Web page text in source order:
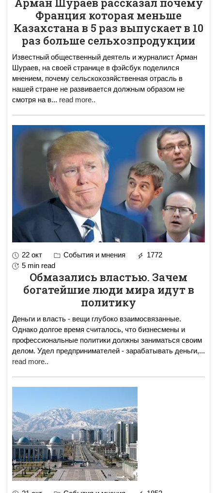
Франция которая меньше
Казахстана в 5 раз выпускает в 10
раз больше сельхозпродукции
Известный общественный деятель и журналист Арман
Шураев, на своей странице в фэйсбук поделился
мнением, почему сельскохозяйственная отрасль в
нашей стране не развивается должным образом не
смотря на в... read more..
22 окт События и мнения
1772
5 min read
Oбмазались властью. Зачем
богатейшие люди мира идут в
политику
Деньги и власть - вещи глубоко взаимосвязанные.
Однако долгое время считалось, что бизнесмены и
профессиональные политики должны заниматься своим
делом. Удел предпринимателей - зарабатывать деньги,...
read more..